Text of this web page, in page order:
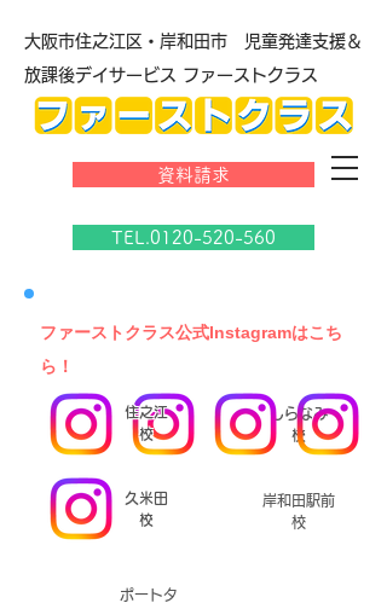
大阪市住之江区・岸和田市 児童発達支援＆
放課後デイサービス ファーストクラス
資料請求
TEL.0120-520-560
​ファーストクラス公式Instagramはこち
ら！
しらなみ
校
久米田
校
岸和田駅前
校
ポートタ
住之江
校